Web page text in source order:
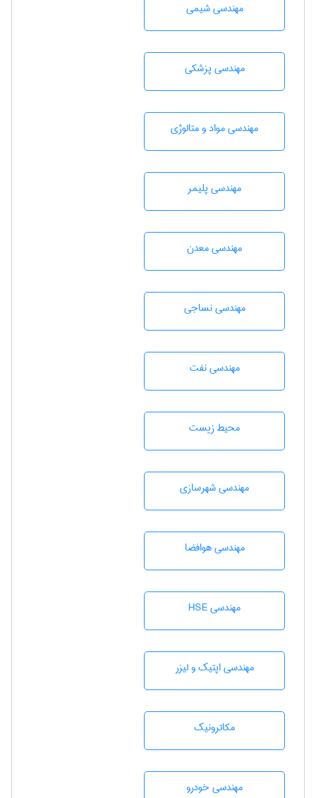
مهندسي شيمی
مهندسی پزشکی
مهندسی مواد و متالوژی
مهندسی پليمر
مهندسی معدن
مهندسي نساجی
مهندسی نفت
محيط زيست
مهندسی شهرسازی
مهندسی هوافضا
مهندسی HSE
مهندسی اپتیک و لیزر
مکاترونیک
مهندسی خودرو